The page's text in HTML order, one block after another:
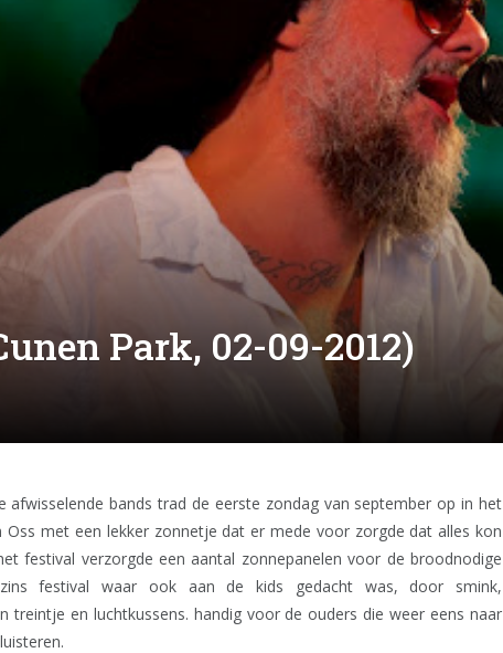
Park, 02-09-2012)
afwisselende bands trad de eerste zondag van september op in het
Oss met een lekker zonnetje dat er mede voor zorgde dat alles kon
festival verzorgde een aantal zonnepanelen voor de broodnodige
festival waar ook aan de kids gedacht was, door smink,
treintje en luchtkussens. handig voor de ouders die weer eens naar